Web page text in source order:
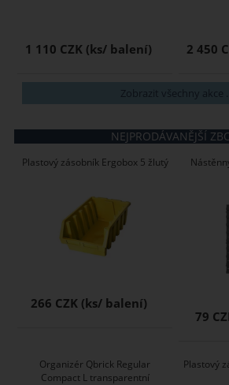
1 110 CZK 2 450
Zobrazit všechny akce ...
NEJPRODÁVANĚJŠÍ
Plastový zásobník Ergobox 5 žlutý
266 CZK
79
Organizér Qbrick Regular
Compact L transparentní
Plastový